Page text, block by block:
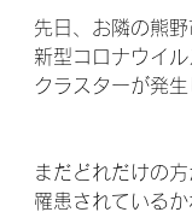
先日、お隣の熊野
新型コロナウイル
クラスターが発生
まだどれだけの方
罹患されている